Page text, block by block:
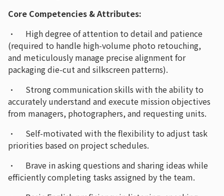
Core Competencies & Attributes:
· High degree of attention to detail and patience
(required to handle high-volume photo retouching,
and meticulously manage precise alignment for
packaging die-cut and silkscreen patterns).
· Strong communication skills with the ability to
accurately understand and execute mission objectives
from managers, photographers, and requesting units.
· Self-motivated with the flexibility to adjust task
priorities based on project schedules.
· Brave in asking questions and sharing ideas while
efficiently completing tasks assigned by the team.